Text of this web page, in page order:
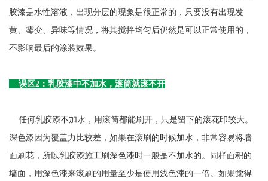
胶漆是水性溶液，出现分层的现象是很正常的，只要没有出现发
黄、霉变、异味等情况，将其搅拌均匀后仍然是可以正常使用的，
不影响最后的涂装效果。
误区2：乳胶漆中不加水，滚筒就滚不开
任何乳胶漆不加水，用滚筒都能刷开，只是留下的滚花印较大。
深色漆因为覆盖力比较差，如果在滚刷的时候加水，非常容易将墙
面刷花，所以乳胶漆施工刷深色漆时一般是不加水的。同样面积的
墙面，用深色漆来滚刷的用量至少是使用浅色漆的一倍。如果觉得